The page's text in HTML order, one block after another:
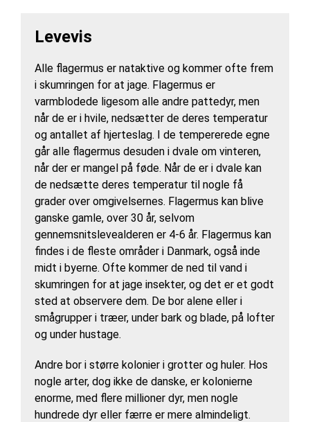
Levevis
Alle flagermus er nataktive og kommer ofte frem
i skumringen for at jage. Flagermus er
varmblodede ligesom alle andre pattedyr, men
når de er i hvile, nedsætter de deres temperatur
og antallet af hjerteslag. I de tempererede egne
går alle flagermus desuden i dvale om vinteren,
når der er mangel på føde. Når de er i dvale kan
de nedsætte deres temperatur til nogle få
grader over omgivelsernes. Flagermus kan blive
ganske gamle, over 30 år, selvom
gennemsnitslevealderen er 4-6 år. Flagermus kan
findes i de fleste områder i Danmark, også inde
midt i byerne. Ofte kommer de ned til vand i
skumringen for at jage insekter, og det er et godt
sted at observere dem. De bor alene eller i
smågrupper i træer, under bark og blade, på lofter
og under hustage.
Andre bor i større kolonier i grotter og huler. Hos
nogle arter, dog ikke de danske, er kolonierne
enorme, med flere millioner dyr, men nogle
hundrede dyr eller færre er mere almindeligt.